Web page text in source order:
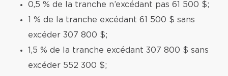
0,5 % de la tranche n’excédant pas 61 500 $;
1 % de la tranche excédant 61 500 $ sans
excéder 307 800 $;
1,5 % de la tranche excédant 307 800 $ sans
excéder 552 300 $;